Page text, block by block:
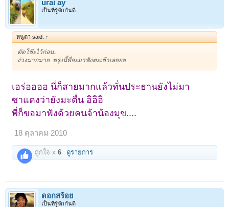
urai ay
เป็นที่รู้จักกันดี
หนูตา said: ↑
ตัดโช๊ะไว้ก่อน..
ง่วงมากมาย..พรุ่งนี้พี่จะมาฟังตะเช้าเลยยย
เอร่ออออ นี่ก็สายมากแล้วทั่นประธานยังไม่มา
ซาแดงว่ายังมะตื่น อิอิอิ
พี่ก็ขอมาฟังด้วยคนจ้าน้องมุข....
18 ตุลาคม 2010
ถูกใจ x6 ดูรายการ
ดอกสร้อย
เป็นที่รู้จักกันดี